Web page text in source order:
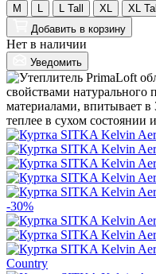
M L Tall XL XL Tall
Добавить в корзину
Нет в наличии
Уведомить
-30%